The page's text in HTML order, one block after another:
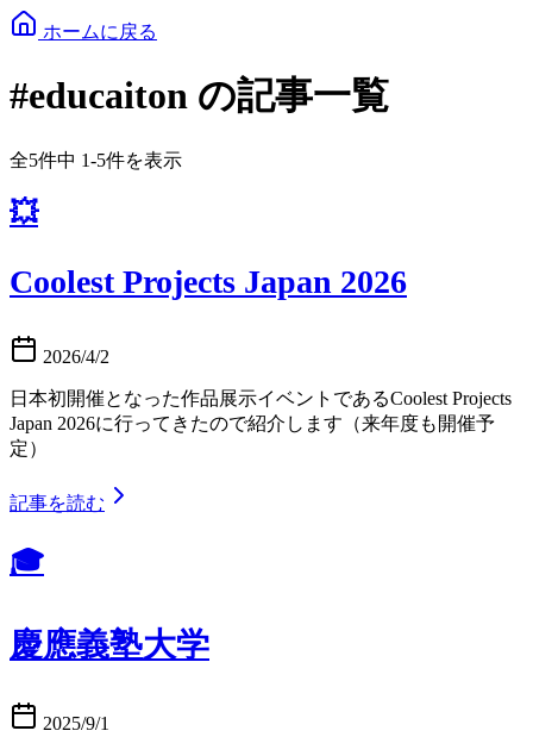
ホームに戻る
#educaiton の記事一覧
全5件中 1-5件を表示
💥
Coolest Projects Japan 2026
2026/4/2
日本初開催となった作品展示イベントであるCoolest Projects
Japan 2026に行ってきたので紹介します（来年度も開催予
定）
記事を読む
🎓
慶應義塾大学
2025/9/1